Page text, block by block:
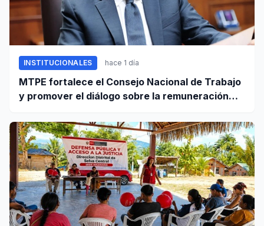
INSTITUCIONALES hace 1 día
MTPE fortalece el Consejo Nacional de Trabajo
y promover el diálogo sobre la remuneración